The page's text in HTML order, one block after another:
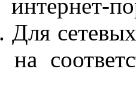
на